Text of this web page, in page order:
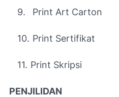
9. Print Art Carton
10. Print Sertifikat
11. Print Skripsi
PENJILIDAN